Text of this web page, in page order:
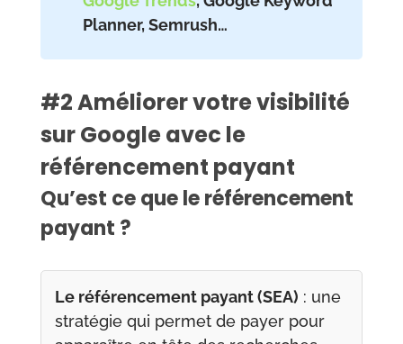
Planner, Semrush…
#2 Améliorer votre visibilité
sur Google avec le
référencement payant
Qu’est ce que le référencement
payant ?
Le référencement payant (SEA) : une
stratégie qui permet de payer pour